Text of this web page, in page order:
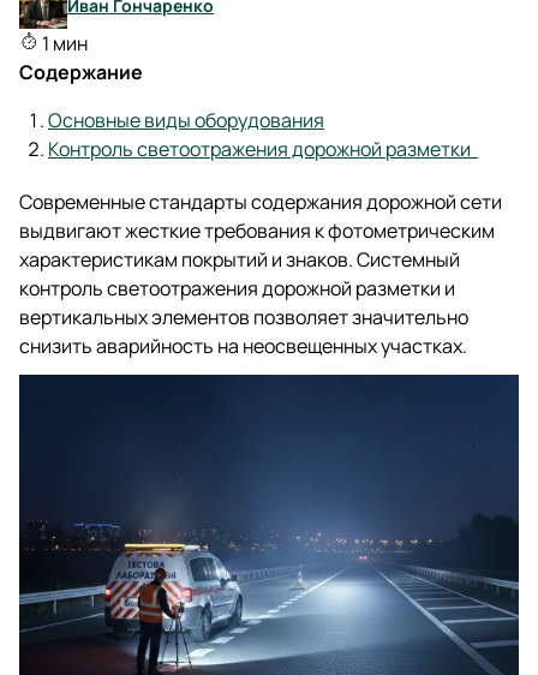
Иван Гончаренко
1 мин
Содержание
Основные виды оборудования
Контроль светоотражения дорожной разметки
Современные стандарты содержания дорожной сети
выдвигают жесткие требования к фотометрическим
характеристикам покрытий и знаков. Системный
контроль светоотражения дорожной разметки и
вертикальных элементов позволяет значительно
снизить аварийность на неосвещенных участках.